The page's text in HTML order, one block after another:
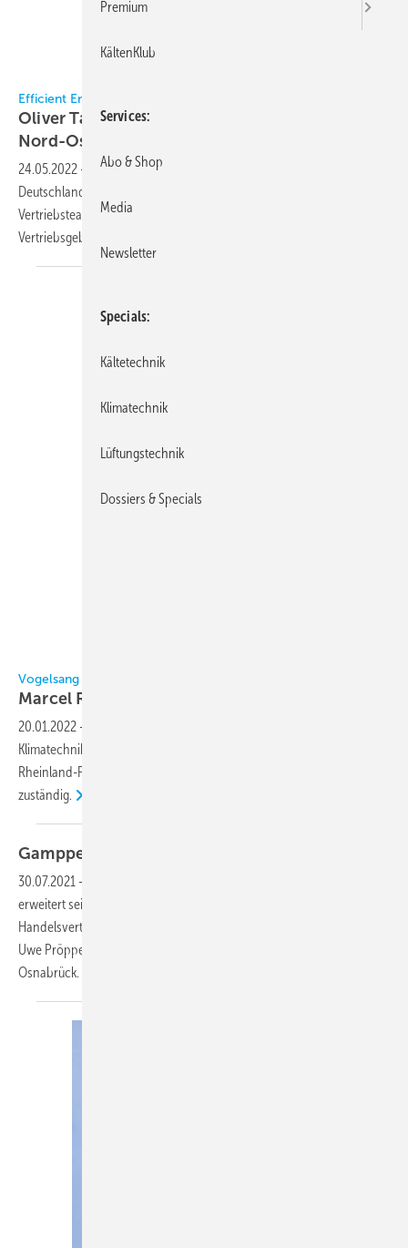
Efficient Energy
Oliver Tamm verstärkt Vertriebsmannschaft
Nord-Ost
24.05.2022 -
Efficient Energy erweitert sein Sales Team in
Deutschland: Oliver Tamm verstärkt als neuer Sales Manager das
Vertriebsteam seit Mai 2022 und ist Ansprechpartner für das
Vertriebsgebiet
Vogelsang Klimatechnik
Marcel Ruf neu im
20.01.2022 -
Klimatechnik für die Vertriebsgebiete schwerpunktmäßig im Saarland,
Rheinland-Pfalz, Hessen, Baden-Württemberg und Bayern
zuständig.
Gampper: Vertriebsgebiete neu
30.07.2021 -
erweitert seine Vertriebsmannschaft um zwei Industrie- und
Handelsvertretungen. Für den dreistufigen Vertriebsweg startet die
Uwe Pröpper Industrievertretung im Raum Westfalen / Lippe /
Osnabrück. In Nordbayern die übernimmt die Christian
Premium
KältenKlub
Services
Abo & Shop
Media
Newsletter
Specials
Kältetechnik
Klimatechnik
Lüftungstechnik
Dossiers & Specials